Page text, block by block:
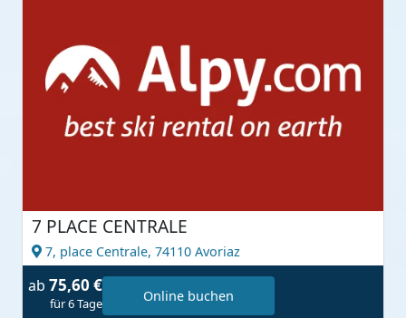
7 PLACE CENTRALE
7, place Centrale, 74110 Avoriaz
ab 75,60 €
für 6 Tage Online buchen